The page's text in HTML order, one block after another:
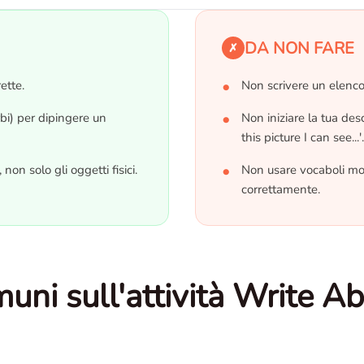
per dipingere un
solo gli oggetti fisici.
✗ DA NON FARE
Non scrivere un
Non iniziare la tua
this picture I can see...'.
Non usare vocaboli
correttamente.
sull'attività Write